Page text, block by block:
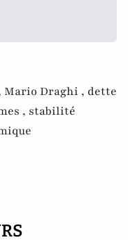
Mario Draghi , dette
, stabilité